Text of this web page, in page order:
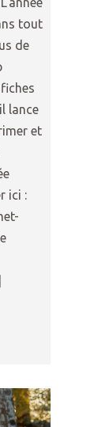
tout
de
lance
et
ici :